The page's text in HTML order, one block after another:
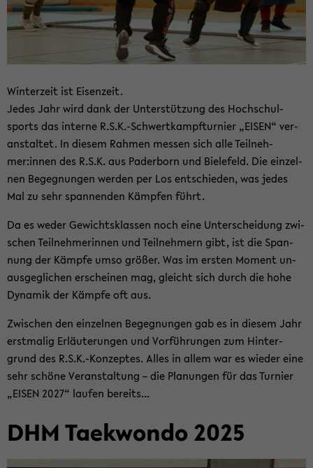
Win­ter­zeit ist Ei­sen­zeit.
Jedes Jahr wird dank der Un­ter­stüt­zung des Hoch­schul­
sports das in­ter­ne R.S.K.-​Schwertkampfturnier „EISEN“ ver­
an­stal­tet. In die­sem Rah­men mes­sen sich alle Teil­neh­
mer:innen des R.S.K. aus Pa­der­born und Bie­le­feld. Die ein­zel­
nen Be­geg­nun­gen wer­den per Los ent­schie­den, was jedes
Mal zu sehr span­nen­den Kämp­fen führt.
Da es weder Ge­wichts­klas­sen noch eine Un­ter­schei­dung zwi­
schen Teil­neh­me­rin­nen und Teil­neh­mern gibt, ist die Span­
nung der Kämp­fe umso grö­ßer. Was im ers­ten Mo­ment un­
aus­ge­gli­chen er­schei­nen mag, gleicht sich durch die hohe
Dy­na­mik der Kämp­fe oft aus.
Zwi­schen den ein­zel­nen Be­geg­nun­gen gab es in die­sem Jahr
erst­ma­lig Er­läu­te­run­gen und Vor­füh­run­gen zum Hin­ter­
grund des R.S.K.-​Konzeptes. Alles in allem war es wie­der eine
sehr schö­ne Ver­an­stal­tung – die Pla­nun­gen für das Tur­nier
„EISEN 2027“ lau­fen be­reits...
DHM Tae­kwon­do 2025